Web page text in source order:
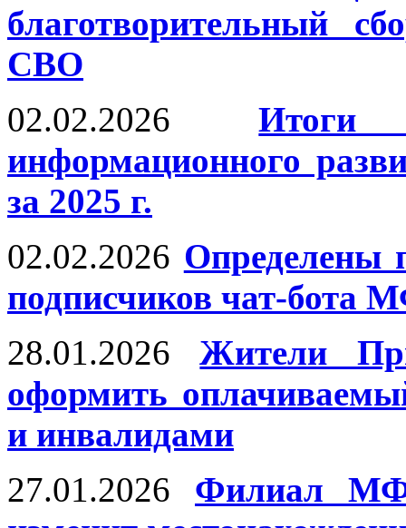
благотворительный
СВО
02.02.2026
Итоги
информационного
за 2025 г.
02.02.2026 Определены
подписчиков чат-бота
28.01.2026
Жители
оформить
и инвалидами
27.01.2026
Филиал